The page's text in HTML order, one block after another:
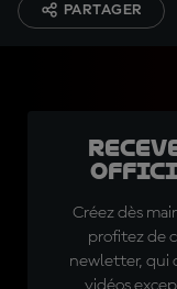
PARTAGER
Créez dès
profitez de
newletter, qui